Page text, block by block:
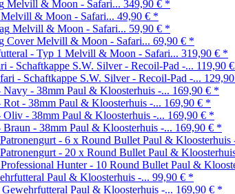
Melvill & Moon - Safari... 349,90 € *
Melvill & Moon - Safari... 49,90 € *
Melvill & Moon - Safari... 59,90 € *
Melvill & Moon - Safari... 69,90 € *
Melvill & Moon - Safari... 319,90 € *
S.W. Silver - Recoil-Pad -... 119,90 €
S.W. Silver - Recoil-Pad -...
Paul & Kloosterhuis -... 169,90 € *
Paul & Kloosterhuis -... 169,90 € *
Paul & Kloosterhuis -... 169,90 € *
Paul & Kloosterhuis -... 169,90 € *
Paul & Kloosterhuis
Paul &
Paul &
Paul & Kloosterhuis -... 99,90 € *
Paul & Kloosterhuis -... 169,90 € *